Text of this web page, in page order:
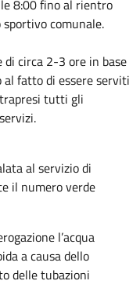
8:00 fino al rientro
sportivo comunale.
di circa 2-3 ore in base
al fatto di essere serviti
tutti gli
al servizio di
il numero verde
l’acqua
a causa dello
delle tubazioni